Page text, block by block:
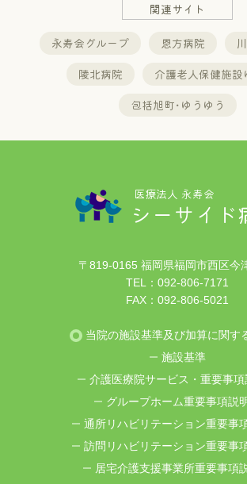
関連サイト
永寿会グループ 恩方病院
陵北病院
介護老人保健施設
包括旭町･ゆうゆう
医療法人 永寿会
シーサイド
〒819-0165 福岡県福岡市西区今
TEL： 092-806-7171
FAX：092-806-5021
当院の施設基準及び加算に関す
施設基準
介護医療院サービス・重要事項
グループホーム重要事項説
通所リハビリテーション重要事
訪問リハビリテーション重要事
居宅介護支援事業所重要事項